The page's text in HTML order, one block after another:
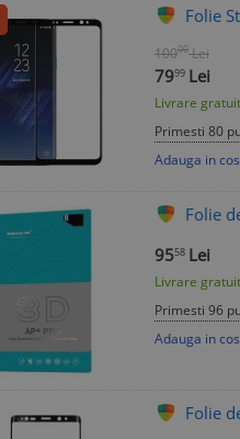
Folie
10000 Lei
7999 Lei
Livrare
Primesti 80
Adauga in
Folie
9558 Lei
Livrare
Primesti 96
Adauga in
Folie